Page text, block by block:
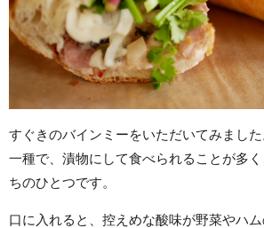
すぐきのバインミーをいただいてみまし
一種で、漬物にして食べられることが多
ちのひとつです。
口に入れると、控えめな酸味が野菜やハ